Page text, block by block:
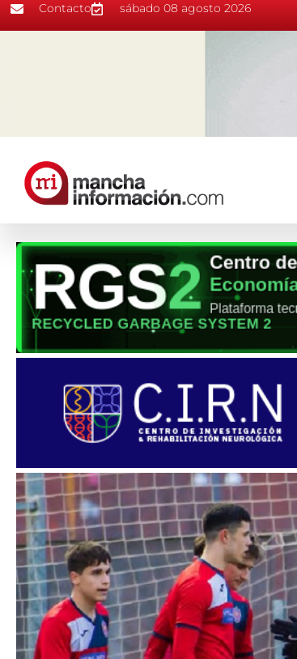
Contacto sábado 08 agosto 2026